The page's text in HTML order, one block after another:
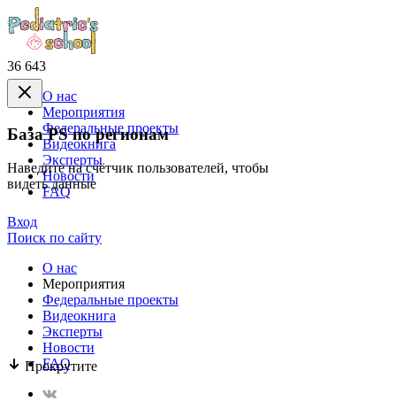
36 643
База PS по регионам
Наведите на счётчик пользователей, чтобы
видеть данные
Прокрутите
О нас
Mероприятия
Федеральные проекты
Видеокнига
Эксперты
Новости
FAQ
Вход
Поиск по сайту
О нас
Mероприятия
Федеральные проекты
Видеокнига
Эксперты
Новости
FAQ